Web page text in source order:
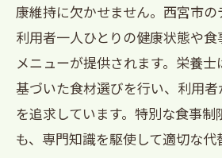
会
地元の祭事に合わせた
供
伝統料理を通じて得ら
地域の歴史を食事で学
康維持に欠かせません。西宮市の
利用者一人ひとりの健康状態や
メニューが提供されます。栄養
基づいた食材選びを行い、利用
を追求しています。特別な食事
も、専門知識を駆使して適切な